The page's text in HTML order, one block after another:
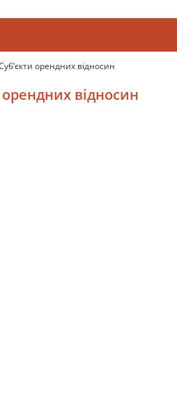
орендних відносин
орендних відносин